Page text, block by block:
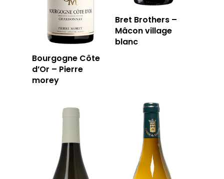
Bourgogne Côte
d’Or – Pierre
morey
Bret Brothers –
Mâcon village
blanc